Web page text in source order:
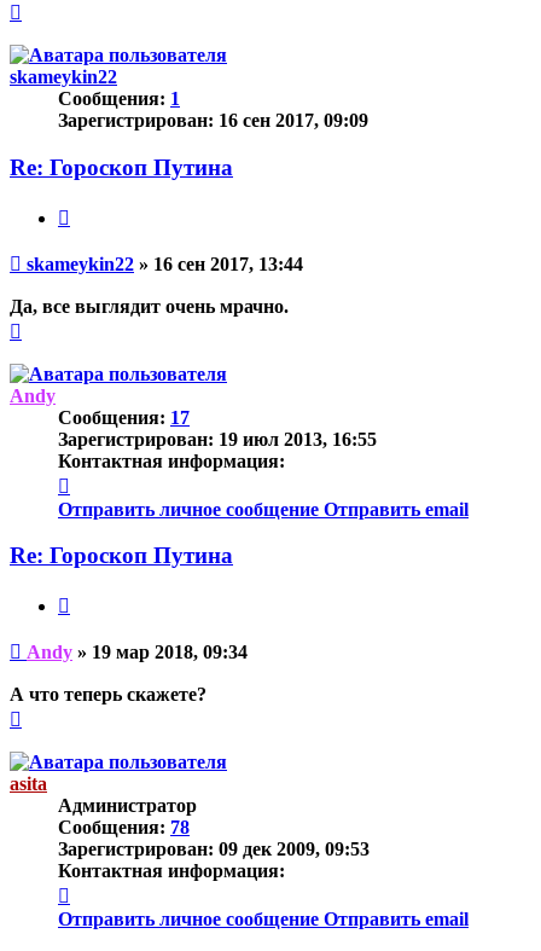
началу
skameykin22
Сообщения: 1
Зарегистрирован: 16 сен 2017, 09:09
Re: Гороскоп Путина
Непрочитанное
сообщение
skameykin22 » 16 сен 2017, 13:44
Да, все выглядит очень мрачно.
началу
Andy
Сообщения: 17
Зарегистрирован: 19 июл 2013, 16:55
Контактная информация:
информация
пользователя
Отправить личное сообщение Отправить email
Re: Гороскоп Путина
Непрочитанное
сообщение
Andy » 19 мар 2018, 09:34
А что теперь скажете?
началу
asita
Администратор
Сообщения: 78
Зарегистрирован: 09 дек 2009, 09:53
Контактная информация:
информация
пользователя
Отправить личное сообщение Отправить email